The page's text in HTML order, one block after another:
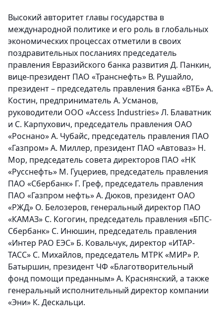
Высокий авторитет главы государства в
международной политике и его роль в глобальных
экономических процессах отметили в своих
поздравительных посланиях председатель
правления Евразийского банка развития Д. Панкин,
вице-президент ПАО «Транснефть» В. Рушайло,
президент – председатель правления банка «ВТБ» А.
Костин, предприниматель А. Усманов,
руководители ООО «Access Industries» Л. Блаватник
и С. Карпухович, председатель правления ОАО
«Роснано» А. Чубайс, председатель правления ПАО
«Газпром» А. Миллер, президент ПАО «Автоваз» Н.
Мор, председатель совета директоров ПАО «НК
«Русснефть» М. Гуцериев, председатель правления
ПАО «Сбербанк» Г. Греф, председатель правления
ПАО «Газпром нефть» А. Дюков, президент ОАО
«РЖД» О. Белозеров, генеральный директор ПАО
«КАМАЗ» С. Когогин, председатель правления «БПС-
Сбербанк» С. Инюшин, председатель правления
«Интер РАО ЕЭС» Б. Ковальчук, директор «ИТАР-
ТАСС» С. Михайлов, председатель МТРК «МИР» Р.
Батыршин, президент ЧФ «Благотворительный
фонд помощи преданным» А. Краснянский, а также
генеральный исполнительный директор компании
«Эни» К. Дескальци.